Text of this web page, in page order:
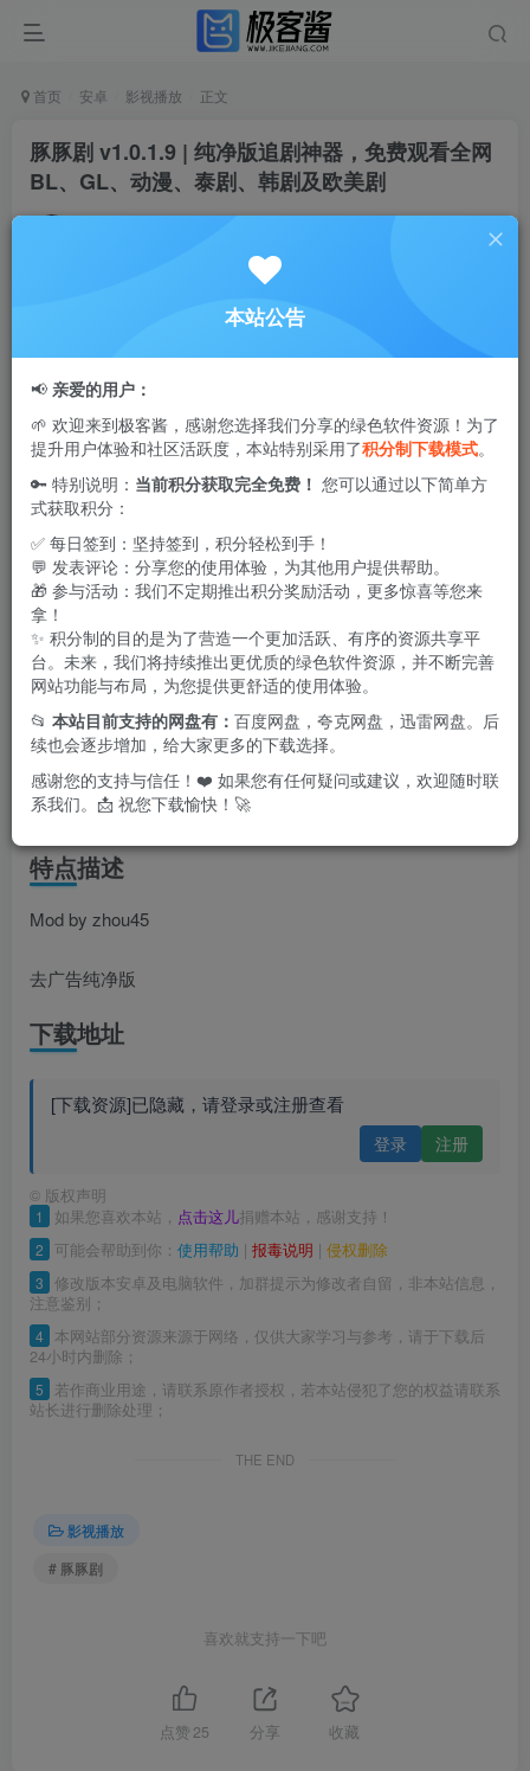
首页 安卓 影视播放 正文
豚豚剧 v1.0.1.9 | 纯净版追剧神器，免费观看全网
BL、GL、动漫、泰剧、韩剧及欧美剧
私信
是一款资源丰富的视频播放应用，汇集了大量精彩的
影视内容。用户可以根据个人喜好自由选择观看，尤其适合
那些喜欢追剧的朋友，绝对不容错过。无论是最新热剧还是
经典影片，豚豚剧都能满足您的观影需求。
特点描述
Mod by zhou45
去广告纯净版
下载地址
[下载资源]已隐藏，请登录或注册查看
登录 注册
© 版权声明
1 如果您喜欢本站， 点击这儿捐赠本站，感谢支持！
2 可能会帮助到你： 使用帮助 | 报毒说明 | 侵权删除
3 修改版本安卓及电脑软件，加群提示为修改者自留，非本站信息，
注意鉴别；
4 本网站部分资源来源于网络，仅供大家学习与参考，请于下载后
24小时内删除；
5
若作商业用途，请联系原作者授权，若本站侵犯了您的权益请联系
站长进行删除处理；
THE END
影视播放
# 豚豚剧
喜欢就支持一下吧
点赞 25 分享 收藏
本站公告
📢 亲爱的用户：
🌱 欢迎来到极客酱，感谢您选择我们分享的绿色软件资源！为了
提升用户体验和社区活跃度，本站特别采用了积分制下载模式。
🔑 特别说明： 当前积分获取完全免费！ 您可以通过以下简单方
式获取积分：
✅ 每日签到：坚持签到，积分轻松到手！
💬 发表评论：分享您的使用体验，为其他用户提供帮助。
🎁 参与活动：我们不定期推出积分奖励活动，更多惊喜等您来
拿！
✨ 积分制的目的是为了营造一个更加活跃、有序的资源共享平
台。未来，我们将持续推出更优质的绿色软件资源，并不断完善
网站功能与布局，为您提供更舒适的使用体验。
📂 本站目前支持的网盘有： 百度网盘，夸克网盘，迅雷网盘。后
续也会逐步增加，给大家更多的下载选择。
感谢您的支持与信任！❤️ 如果您有任何疑问或建议，欢迎随时联
系我们。📩 祝您下载愉快！🚀